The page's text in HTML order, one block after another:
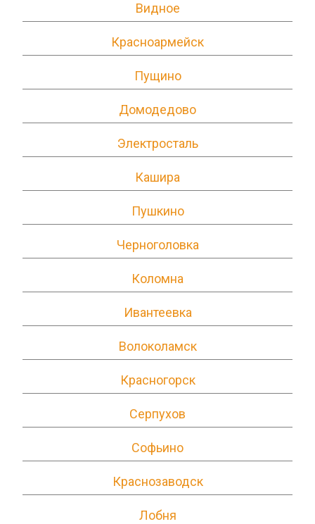
Видное
Красноармейск
Пущино
Домодедово
Электросталь
Кашира
Пушкино
Черноголовка
Коломна
Ивантеевка
Волоколамск
Красногорск
Серпухов
Софьино
Краснозаводск
Лобня